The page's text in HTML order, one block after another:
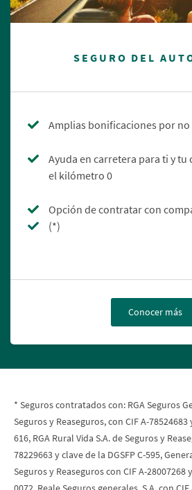
SEGURO DEL
Amplias bonificaciones por
Ayuda en carretera para ti y tu
el kilómetro 0
Opción de contratar con
(*)
Conocer más
* Seguros contratados con: RGA Seguros
Seguros y Reaseguros, con CIF A-78524683
616, RGA Rural Vida S.A. de Seguros y
78229663 y clave de la DGSFP C-595,
Seguros y Reaseguros con CIF A-28007268